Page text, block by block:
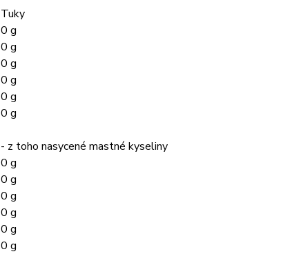
Tuky
0 g
0 g
0 g
0 g
0 g
0 g
- z toho nasycené mastné kyseliny
0 g
0 g
0 g
0 g
0 g
0 g